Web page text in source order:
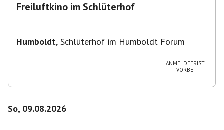
Freiluftkino im Schlüterhof
Humboldt, Schlüterhof im Humboldt Forum
ANMELDEFRIST
VORBEI
So, 09.08.2026